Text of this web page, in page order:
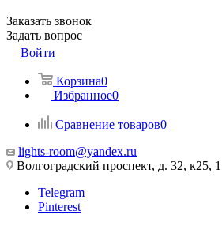
Заказать звонок
Задать вопрос
Войти
Корзина0
Избранное0
Сравнение товаров0
lights-room@yandex.ru
Волгоградский проспект, д. 32, к25,
Telegram
Pinterest